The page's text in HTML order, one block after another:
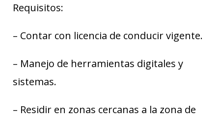
Requisitos:
– Contar con licencia de conducir vigente.
– Manejo de herramientas digitales y
sistemas.
– Residir en zonas cercanas a la zona de